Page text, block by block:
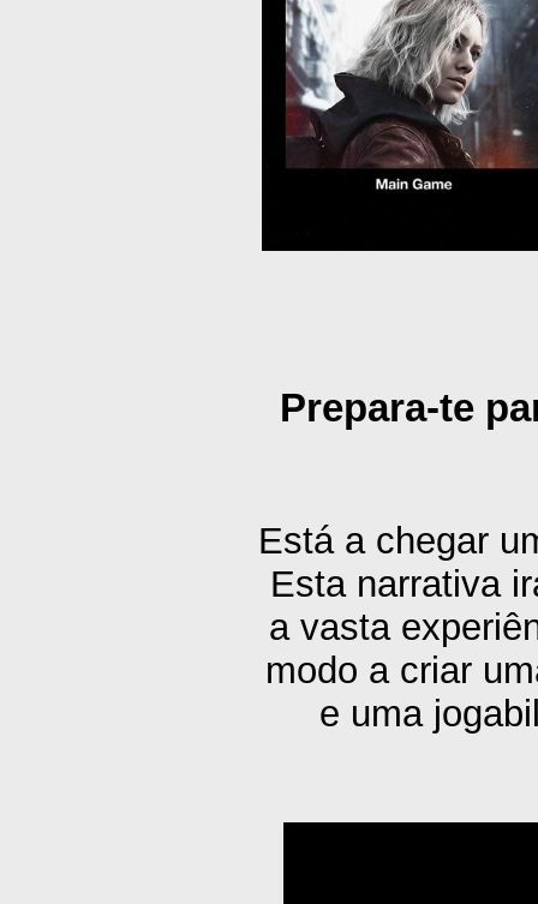
Prepara-te
Está a chegar
Esta narrativa
a vasta
modo a criar
e uma